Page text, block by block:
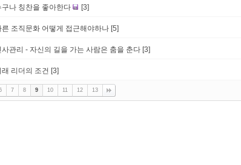
구나 칭찬을 좋아한다 [3]
른 조직문화 어떻게 접근해야하나 [5]
사관리 - 자신의 길을 가는 사람은 춤을 춘다 [3]
래 리더의 조건 [3]
7 8 9 10 11 12 13